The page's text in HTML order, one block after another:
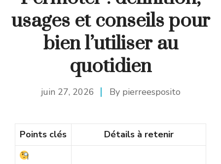
usages et conseils pour
bien l’utiliser au
quotidien
juin 27, 2026 By pierreesposito
Points clés Détails à retenir